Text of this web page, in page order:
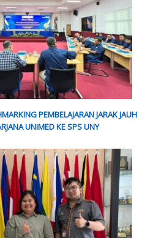
PEMBELAJARAN JARAK JAUH
UNIMED KE SPS UNY